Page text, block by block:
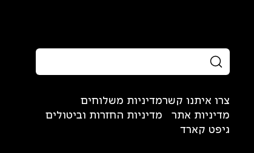
צרו איתנו קשר
מדיניות אתר
גיפט קארד
מדיניות משלוחים
מדיניות החזרות וביטולים